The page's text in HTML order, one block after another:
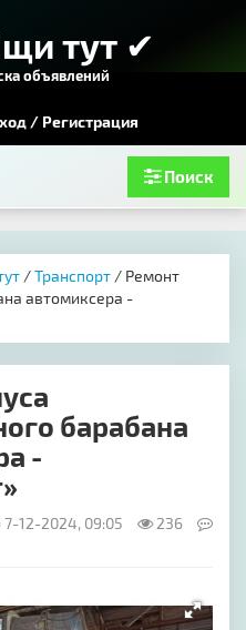
тут ✔
объявлений
/ Регистрация
Поиск
/Транспорт / ​Ремонт
автомиксера -
барабана
-
12-2024, 09:05
236